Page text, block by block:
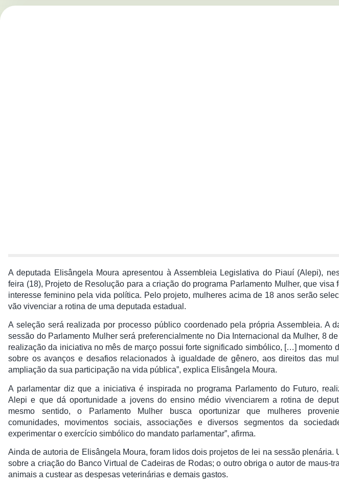
A deputada Elisângela Moura apresentou à Assembleia Legislativa do Piauí (Alepi),
feira (18), Projeto de Resolução para a criação do programa Parlamento Mulher, que visa
interesse feminino pela vida política. Pelo projeto, mulheres acima de 18 anos serão
vão vivenciar a rotina de uma deputada estadual.
A seleção será realizada por processo público coordenado pela própria Assembleia. A
sessão do Parlamento Mulher será preferencialmente no Dia Internacional da Mulher, 8 de
realização da iniciativa no mês de março possui forte significado simbólico, […] momento
sobre os avanços e desafios relacionados à igualdade de gênero, aos direitos das
ampliação da sua participação na vida pública”, explica Elisângela Moura.
A parlamentar diz que a iniciativa é inspirada no programa Parlamento do Futuro,
Alepi e que dá oportunidade a jovens do ensino médio vivenciarem a rotina de
mesmo sentido, o Parlamento Mulher busca oportunizar que mulheres
comunidades, movimentos sociais, associações e diversos segmentos da
experimentar o exercício simbólico do mandato parlamentar”, afirma.
Ainda de autoria de Elisângela Moura, foram lidos dois projetos de lei na sessão plenária.
sobre a criação do Banco Virtual de Cadeiras de Rodas; o outro obriga o autor de maus-
animais a custear as despesas veterinárias e demais gastos.